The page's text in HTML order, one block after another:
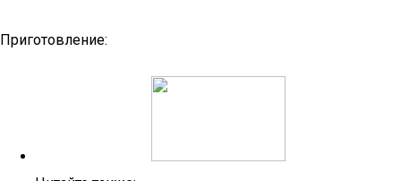
Приготовление: